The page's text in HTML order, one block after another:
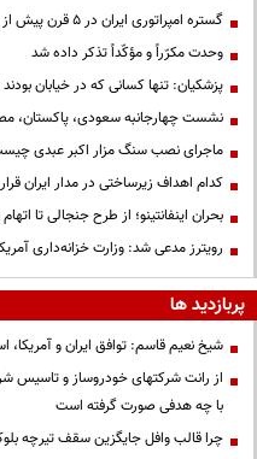
گستره امپراتوری ایران در ۵ قرن پیش از میلاد؛ تصویری از ایران ۲۵ قرن پیش
وحدت مکرّراً و مؤکّداً تذکر داده شد
پزشکیان: تنها کسانی که در خیابان
نشست چهارجانبه سعودی، پاکستان،
ماجرای نصب سنگ مزار اکبر عبدی
کدام اهداف زیرساختی در مدار ایران
بحران اینفانتینو؛ از طرح جنجالی تا
رویترز مدعی شد: وزارت خزانه‌داری
پربازدید ها
شیخ نعیم قاسم: توافق ایران و آمریکا،
از رانت‌ شرکتهای خودروساز و تاسیس
با چه هدفی صورت گرفته است
چرا قالب وافل جایگزین سقف تیرچه